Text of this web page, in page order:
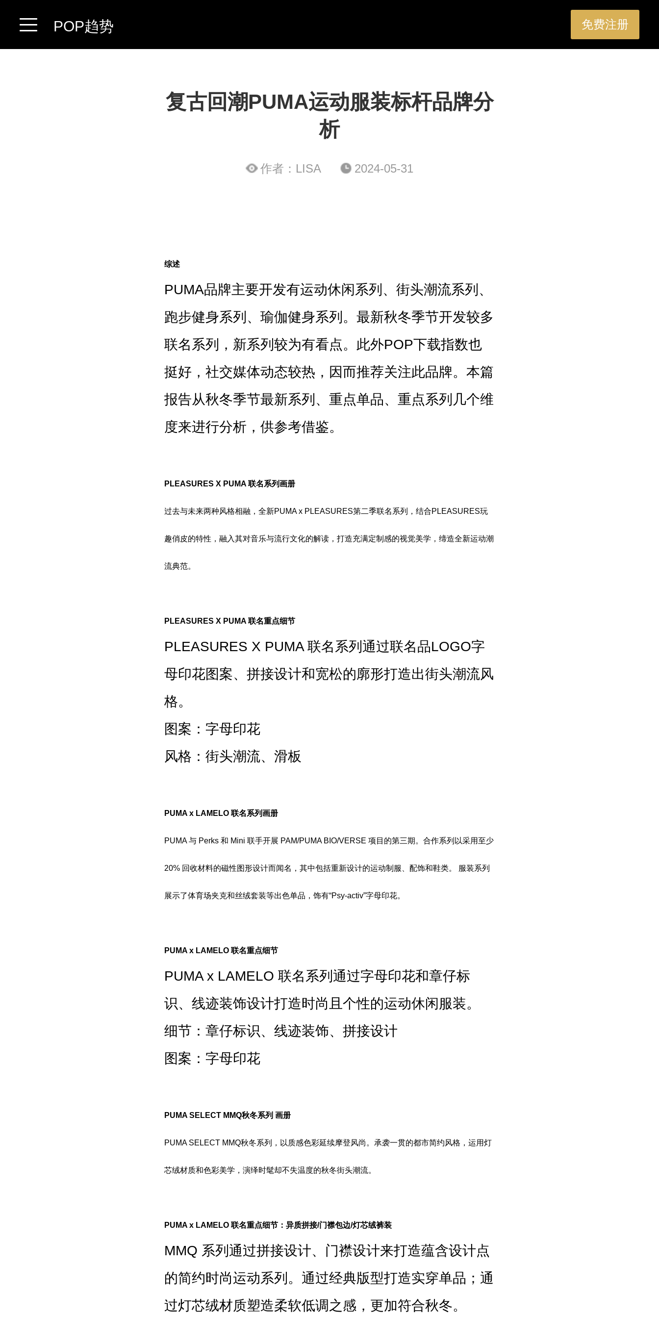
POP趋势 免费注册
复古回潮PUMA运动服装标杆品牌分
析
作者：LISA 2024-05-31
综述
PUMA品牌主要开发有运动休闲系列、街头潮流系列、
跑步健身系列、瑜伽健身系列。最新秋冬季节开发较多
联名系列，新系列较为有看点。此外POP下载指数也
挺好，社交媒体动态较热，因而推荐关注此品牌。本篇
报告从秋冬季节最新系列、重点单品、重点系列几个维
度来进行分析，供参考借鉴。
PLEASURES X PUMA 联名系列画册
过去与未来两种风格相融，全新PUMA x PLEASURES第二季联名系列，结合PLEASURES玩
趣俏皮的特性，融入其对音乐与流行文化的解读，打造充满定制感的视觉美学，缔造全新运动潮
流典范。
PLEASURES X PUMA 联名重点细节
PLEASURES X PUMA 联名系列通过联名品LOGO字
母印花图案、拼接设计和宽松的廓形打造出街头潮流风
格。
图案：字母印花
风格：街头潮流、滑板
PUMA x LAMELO 联名系列画册
PUMA 与 Perks 和 Mini 联手开展 PAM/PUMA BIO/VERSE 项目的第三期。合作系列以采用至少
20% 回收材料的磁性图形设计而闻名，其中包括重新设计的运动制服、配饰和鞋类。 服装系列
展示了体育场夹克和丝绒套装等出色单品，饰有“Psy-activ”字母印花。
PUMA x LAMELO 联名重点细节
PUMA x LAMELO 联名系列通过字母印花和章仔标
识、线迹装饰设计打造时尚且个性的运动休闲服装。
细节：章仔标识、线迹装饰、拼接设计
图案：字母印花
PUMA SELECT MMQ秋冬系列 画册
PUMA SELECT MMQ秋冬系列，以质感色彩延续摩登风尚。承袭一贯的都市简约风格，运用灯
芯绒材质和色彩美学，演绎时髦却不失温度的秋冬街头潮流。
PUMA x LAMELO 联名重点细节：异质拼接/门襟包边/灯芯绒裤装
MMQ 系列通过拼接设计、门襟设计来打造蕴含设计点
的简约时尚运动系列。通过经典版型打造实穿单品；通
过灯芯绒材质塑造柔软低调之感，更加符合秋冬。